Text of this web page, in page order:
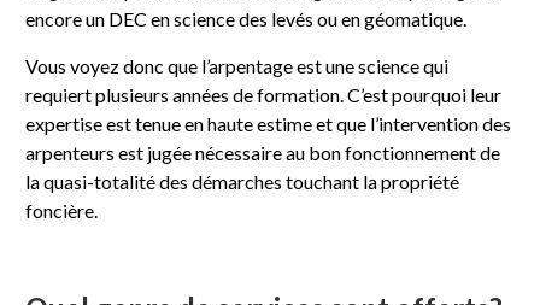
encore un DEC en science des levés ou en géomatique.
Vous voyez donc que l’arpentage est une science qui
requiert plusieurs années de formation. C’est pourquoi leur
expertise est tenue en haute estime et que l’intervention des
arpenteurs est jugée nécessaire au bon fonctionnement de
la quasi-totalité des démarches touchant la propriété
foncière.